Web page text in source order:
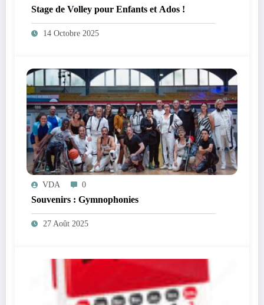
Stage de Volley pour Enfants et Ados !
14 Octobre 2025
VDA 0
Souvenirs : Gymnophonies
27 Août 2025